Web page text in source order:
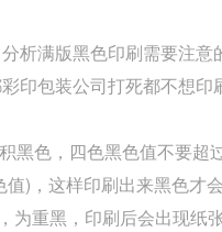
析满版黑色印刷需要注意
黑色，四色黑色值不要超
)，这样印刷出来黑色才
为重黑，印刷后会出现纸
：纸质包装盒定制材质厚度选
：纸质包装盒定制材质厚度选